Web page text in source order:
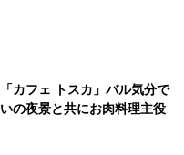
カフェ トスカ」バル気分で
の夜景と共にお肉料理主役